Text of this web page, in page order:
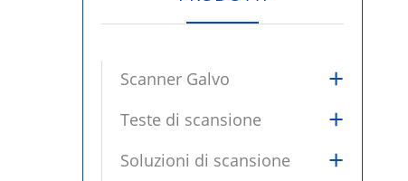
Scanner Galvo +
Teste di scansione +
Soluzioni di scansione +